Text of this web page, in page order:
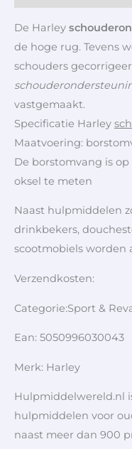
De Harley
de hoge rug. Tevens
schouders
vastgemaakt.
Specificatie Harley
Maatvoering:
De borstomvang is
oksel te meten
Naast hulpmiddelen
drinkbekers,
scootmobiels worden
Verzendkosten:
Categorie:Sport &
Ean: 5050996030043
Merk: Harley
Hulpmiddelwereld.nl
hulpmiddelen voor
naast meer dan 900